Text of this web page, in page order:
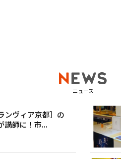
ニュース
ンヴィア京都］の
講師に！市...